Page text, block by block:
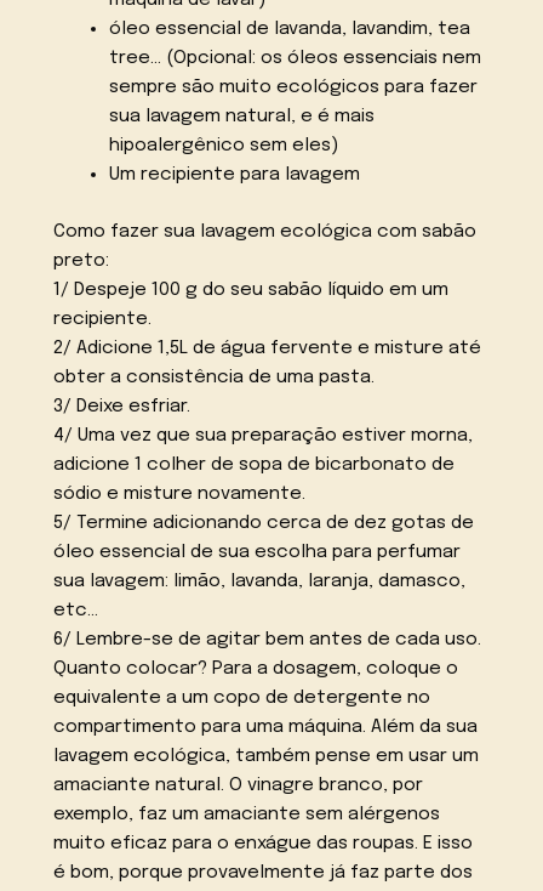
óleo essencial de lavanda, lavandim, tea
tree… (Opcional: os óleos essenciais nem
sempre são muito ecológicos para fazer
sua lavagem natural, e é mais
hipoalergênico sem eles)
Um recipiente para lavagem
Como fazer sua lavagem ecológica com sabão
preto:
1/ Despeje 100 g do seu sabão líquido em um
recipiente.
2/ Adicione 1,5L de água fervente e misture até
obter a consistência de uma pasta.
3/ Deixe esfriar.
4/ Uma vez que sua preparação estiver morna,
adicione 1 colher de sopa de bicarbonato de
sódio e misture novamente.
5/ Termine adicionando cerca de dez gotas de
óleo essencial de sua escolha para perfumar
sua lavagem: limão, lavanda, laranja, damasco,
etc…
6/ Lembre-se de agitar bem antes de cada uso.
Quanto colocar? Para a dosagem, coloque o
equivalente a um copo de detergente no
compartimento para uma máquina. Além da sua
lavagem ecológica, também pense em usar um
amaciante natural. O vinagre branco, por
exemplo, faz um amaciante sem alérgenos
muito eficaz para o enxágue das roupas. E isso
é bom, porque provavelmente já faz parte dos